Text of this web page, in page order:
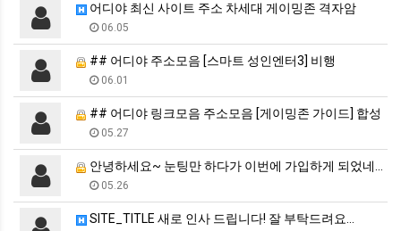
어디야 최신 사이트 주소 차세대 게이밍존 격자암
06.05
## 어디야 주소모음 [스마트 성인엔터3] 비행
06.01
## 어디야 링크모음 주소모음 [게이밍존 가이드] 합성
05.27
안녕하세요~ 눈팅만 하다가 이번에 가입하게 되었네요.
05.26
SITE_TITLE 새로 인사 드립니다! 잘 부탁드려요…